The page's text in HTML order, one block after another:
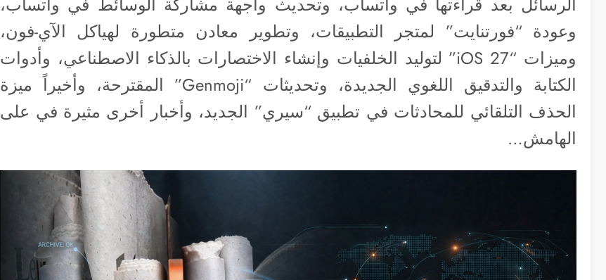
وعودة “فورتنايت” لمتجر التطبيقات، وتطوير معادن متطورة لهياكل الآي-فون،
وميزات “iOS 27” لتوليد الخلفيات وإنشاء الاختصارات بالذكاء الاصطناعي، وأدوات
الكتابة والتدقيق اللغوي الجديدة، وتحديثات “Genmoji” المقترحة، وأخيراً ميزة
الحذف التلقائي للمحادثات في تطبيق “سيري” الجديد، وأخبار أخرى مثيرة في على
الهامش…